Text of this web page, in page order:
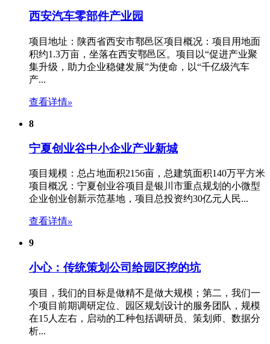
西安汽车零部件产业园
项目地址：陕西省西安市鄠邑区项目概况：项目用地面
积约1.3万亩，坐落在西安鄠邑区。项目以“促进产业聚
集升级，助力企业稳健发展”为使命，以“千亿级汽车
产...
查看详情»
8
宁夏创业谷中小企业产业新城
项目规模：总占地面积2156亩，总建筑面积140万平方米
项目概况：宁夏创业谷项目是银川市重点规划的小微型
企业创业创新示范基地，项目总投资约30亿元人民...
查看详情»
9
小心：传统策划公司给园区挖的坑
项目，我们的目标是做精不是做大规模；第二，我们一
个项目前期调研定位、
园区规划设计的服务团队，规模
在15人左右，启动的工种包括调研员、策划师、数据分
析...